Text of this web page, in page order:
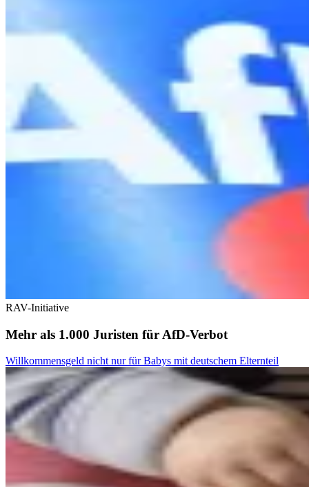
RAV-Initiative
Mehr als 1.000 Juristen für AfD-Verbot
Willkommensgeld nicht nur für Babys mit deutschem Elternteil